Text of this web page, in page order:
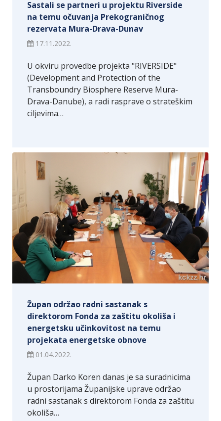
Sastali se partneri u projektu Riverside
na temu očuvanja Prekograničnog
rezervata Mura-Drava-Dunav
17.11.2022.
U okviru provedbe projekta "RIVERSIDE"
(Development and Protection of the
Transboundry Biosphere Reserve Mura-
Drava-Danube), a radi rasprave o strateškim
ciljevima…
Župan održao radni sastanak s
direktorom Fonda za zaštitu okoliša i
energetsku učinkovitost na temu
projekata energetske obnove
01.04.2022.
Župan Darko Koren danas je sa suradnicima
u prostorijama Županijske uprave održao
radni sastanak s direktorom Fonda za zaštitu
okoliša…